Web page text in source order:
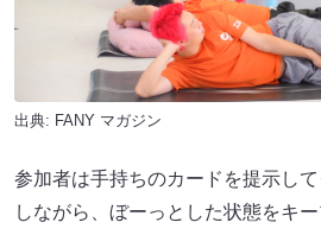
出典: FANY マガジン
参加者は手持ちのカードを提示し
しながら、ぼーっとした状態をキ